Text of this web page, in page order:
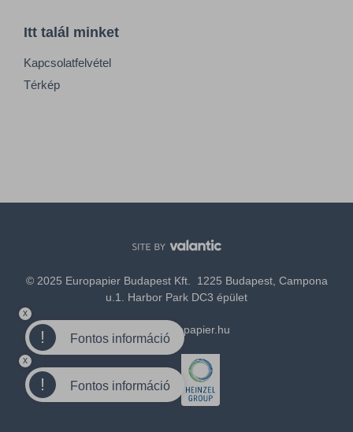
Itt talál minket
Kapcsolatfelvétel
Térkép
© 2025 Europapier Budapest Kft. 1225 Budapest, Campona
u.1. Harbor Park DC3 épület
office@europapier.hu
Tagja a
! Fontos információ
x
! Fontos információ
x